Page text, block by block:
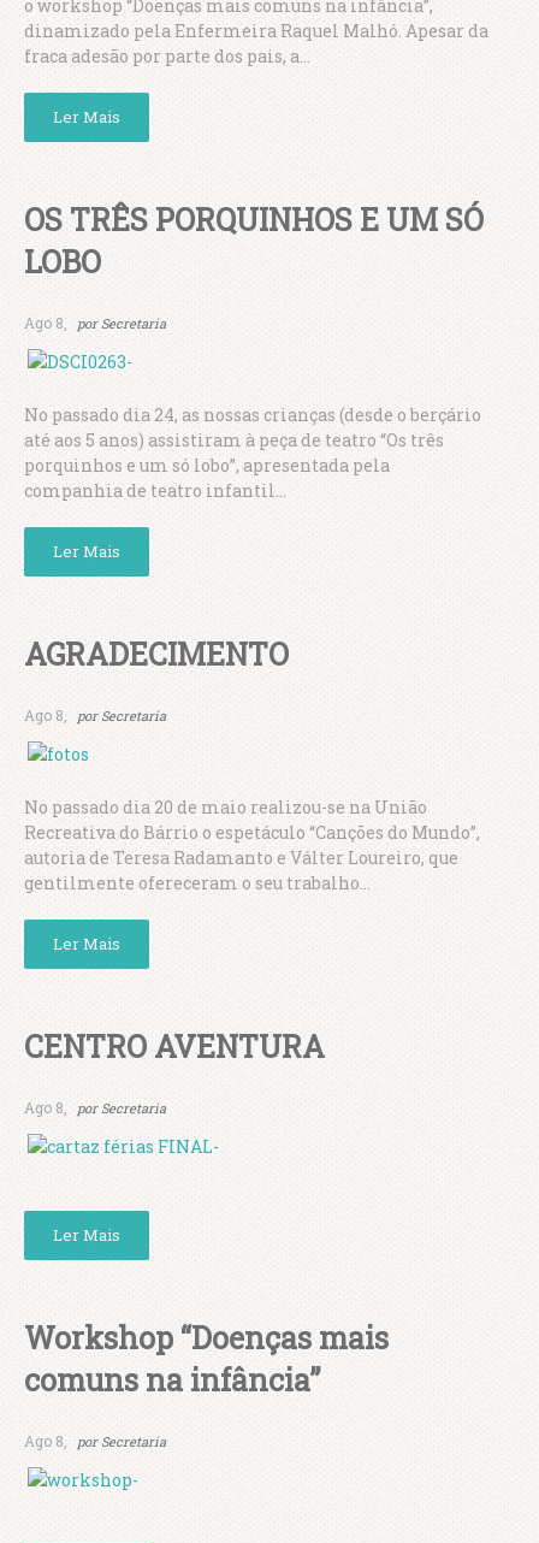
o workshop “Doenças mais comuns na infância”,
dinamizado pela Enfermeira Raquel Malhó. Apesar da
fraca adesão por parte dos pais, a...
Ler Mais
OS TRÊS PORQUINHOS E UM SÓ
LOBO
Ago 8, por Secretaria
No passado dia 24, as nossas crianças (desde o berçário
até aos 5 anos) assistiram à peça de teatro “Os três
porquinhos e um só lobo”, apresentada pela
companhia de teatro infantil...
Ler Mais
AGRADECIMENTO
Ago 8, por Secretaria
No passado dia 20 de maio realizou-se na União
Recreativa do Bárrio o espetáculo “Canções do Mundo”,
autoria de Teresa Radamanto e Válter Loureiro, que
gentilmente ofereceram o seu trabalho...
Ler Mais
CENTRO AVENTURA
Ago 8, por Secretaria
Ler Mais
Workshop “Doenças mais
comuns na infância”
Ago 8, por Secretaria